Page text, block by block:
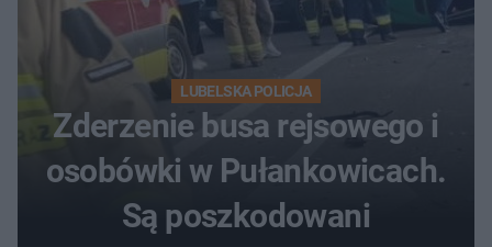
LUBELSKA POLICJA
Zderzenie busa rejsowego i
osobówki w Pułankowicach.
Są poszkodowani